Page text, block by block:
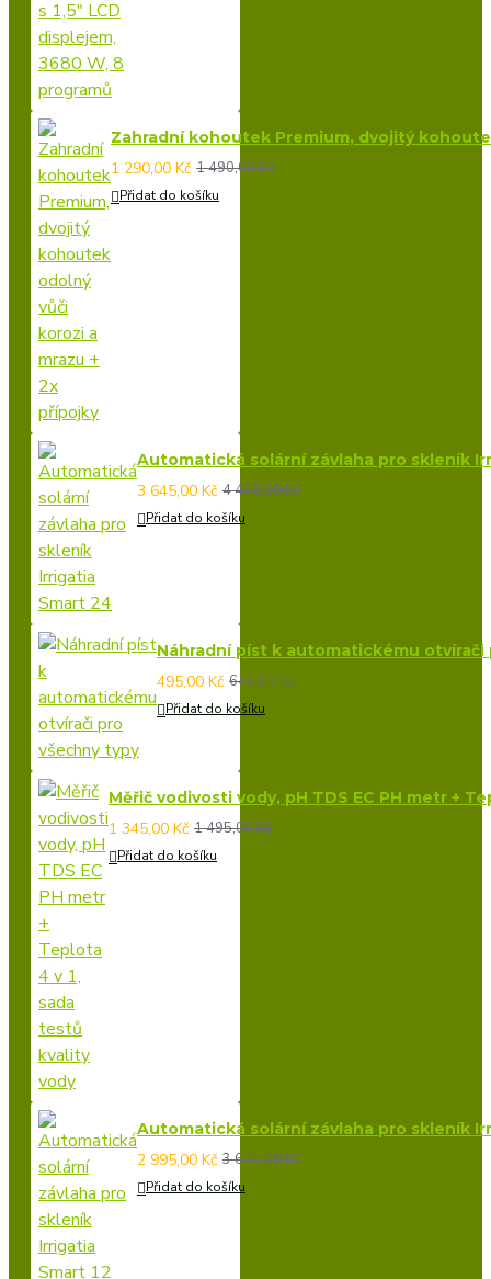
Zahradní kohoutek Premium, dvojitý
1 290,00 Kč 1 490,00 Kč
Přidat do košíku
Automatická solární závlaha pro skleník
3 645,00 Kč 4 445,00 Kč
Přidat do košíku
Náhradní píst k automatickému otvírači
495,00 Kč 645,00 Kč
Přidat do košíku
Měřič vodivosti vody, pH TDS EC PH metr +
1 345,00 Kč 1 495,00 Kč
Přidat do košíku
Automatická solární závlaha pro skleník
2 995,00 Kč 3 645,00 Kč
Přidat do košíku